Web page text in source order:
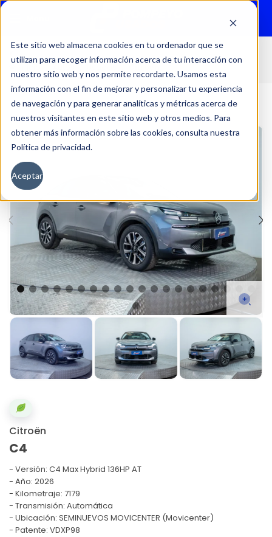
Este sitio web almacena cookies en tu ordenador que se
utilizan para recoger información acerca de tu interacción con
nuestro sitio web y nos permite recordarte. Usamos esta
información con el fin de mejorar y personalizar tu experiencia
de navegación y para generar analíticas y métricas acerca de
nuestros visitantes en este sitio web y otros medios. Para
obtener más información sobre las cookies, consulta nuestra
Política de privacidad.
Aceptar
Inicio Autos
Citroën
C4
Versión: C4 Max Hybrid 136HP AT
Año: 2026
Kilometraje: 7179
Transmisión: Automática
Ubicación: SEMINUEVOS MOVICENTER (Movicenter)
Patente: VDXP98